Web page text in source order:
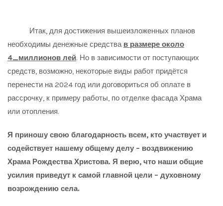
Итак, для достижения вышеизложенных планов
необходимы денежные средства в размере около
4_миллионов лей. Но в зависимости от поступающих
средств, возможно, некоторые виды работ придётся
перенести на 2024 год или договориться об оплате в
рассрочку, к примеру работы, по отделке фасада Храма
или отопления.
Я приношу свою благодарность всем, кто участвует и
содействует нашему общему делу – воздвижению
Храма Рождества Христова. Я верю, что наши общие
усилия приведут к самой главной цели – духовному
возрождению села.